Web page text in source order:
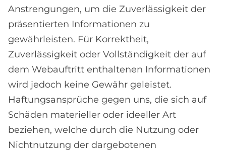
Anstrengungen, um die Zuverlässigkeit der
präsentierten Informationen zu
gewährleisten. Für Korrektheit,
Zuverlässigkeit oder Vollständigkeit der auf
dem Webauftritt enthaltenen Informationen
wird jedoch keine Gewähr geleistet.
Haftungsansprüche gegen uns, die sich auf
Schäden materieller oder ideeller Art
beziehen, welche durch die Nutzung oder
Nichtnutzung der dargebotenen